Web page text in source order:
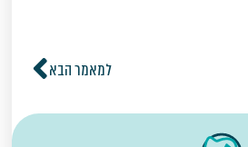
למאמר הבא